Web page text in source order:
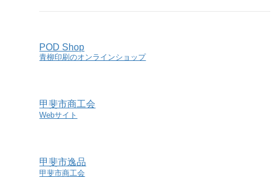
POD Shop
青柳印刷のオンラインショップ
甲斐市商工会
Webサイト
甲斐市逸品
甲斐市商工会